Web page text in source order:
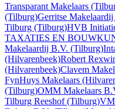
Transparant Makelaars
(Tilburg)Gerritse
Tilburg (Tilburg)HVB
TAXATIES EN
Makelaardij B.V. (Tilburg)
(Hilvarenbeek)Robert
(Hilvarenbeek)Clavem
FynHuys Makelaars
(Tilburg)OMM Makelaars
Tilburg Reeshof(Tilburg)